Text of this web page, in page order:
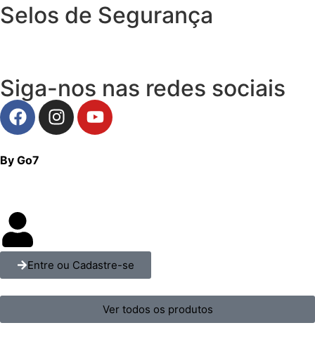
Selos de Segurança
Siga-nos nas redes sociais
By Go7
Entre ou Cadastre-se
Ver todos os produtos